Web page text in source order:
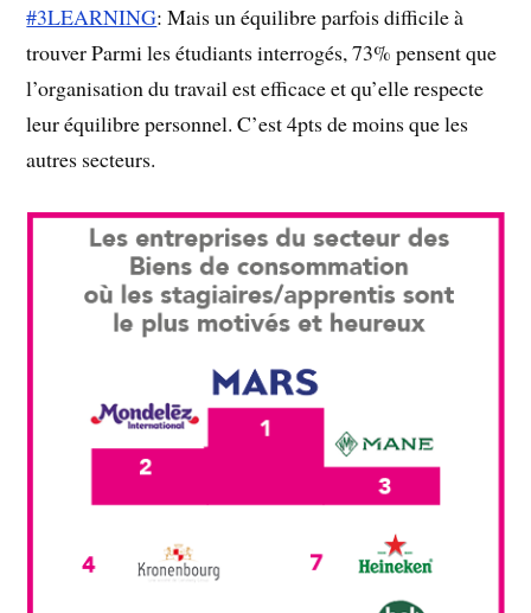
#3LEARNING: Mais un équilibre parfois difficile à
trouver Parmi les étudiants interrogés, 73% pensent que
l’organisation du travail est efficace et qu’elle respecte
leur équilibre personnel. C’est 4pts de moins que les
autres secteurs.